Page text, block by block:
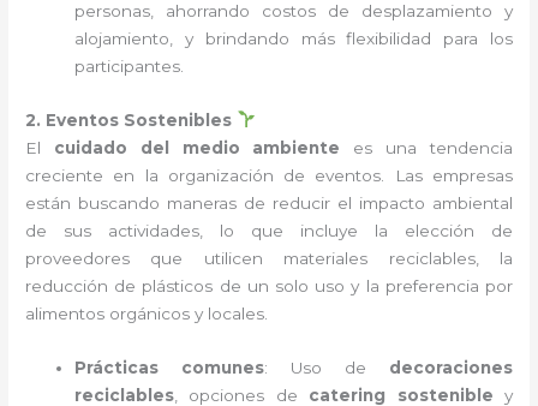
personas, ahorrando costos de desplazamiento y
alojamiento, y brindando más flexibilidad para los
participantes.
2. Eventos Sostenibles
El cuidado del medio ambiente es una tendencia
creciente en la organización de eventos. Las empresas
están buscando maneras de reducir el impacto ambiental
de sus actividades, lo que incluye la elección de
proveedores que utilicen materiales reciclables, la
reducción de plásticos de un solo uso y la preferencia por
alimentos orgánicos y locales.
Prácticas comunes: Uso de decoraciones
reciclables , opciones de catering sostenible y